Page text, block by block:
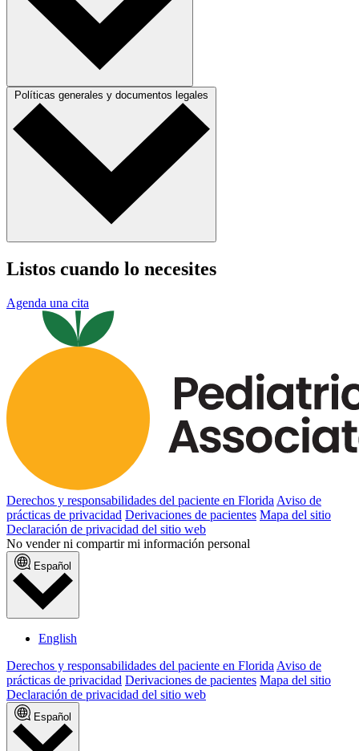
Políticas generales y documentos legales
Listos cuando lo necesites
Agenda una cita
Derechos y responsabilidades del paciente en Florida Aviso de
prácticas de privacidad Derivaciones de pacientes Mapa del sitio
Declaración de privacidad del sitio web
No vender ni compartir mi información personal
Español
English
Derechos y responsabilidades del paciente en Florida Aviso de
prácticas de privacidad Derivaciones de pacientes Mapa del sitio
Declaración de privacidad del sitio web
Español